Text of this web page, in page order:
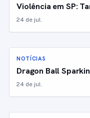
Violência em SP:
24 de jul.
NOTÍCIAS
Dragon Ball
24 de jul.